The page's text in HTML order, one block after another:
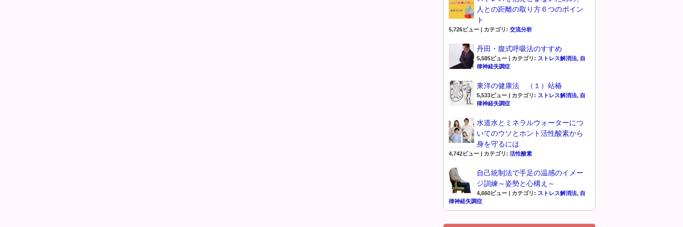
人との距離の取り方６つのポイン
ト
5,726ビュー | カテゴリ: 交流分析
丹田・腹式呼吸法のすすめ
5,585ビュー | カテゴリ: ストレス解消法, 自
律神経失調症
東洋の健康法 （１）站椿
5,533ビュー | カテゴリ: ストレス解消法, 自
律神経失調症
水道水とミネラルウォーターにつ
いてのウソとホント活性酸素から
身を守るには
4,742ビュー | カテゴリ: 活性酸素
自己統制法で手足の温感のイメー
ジ訓練～姿勢と心構え～
4,660ビュー | カテゴリ: ストレス解消法, 自
律神経失調症